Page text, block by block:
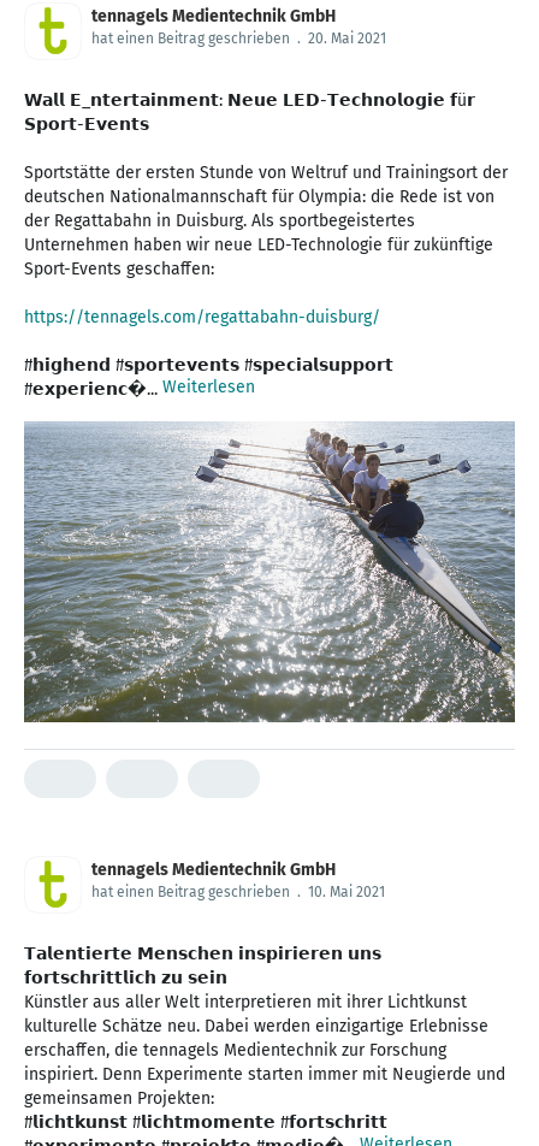
tennagels Medientechnik GmbH
hat einen Beitrag geschrieben . 20. Mai 2021
𝗪𝗮𝗹𝗹 𝗘_𝗻𝘁𝗲𝗿𝘁𝗮𝗶𝗻𝗺𝗲𝗻𝘁: 𝗡𝗲𝘂𝗲 𝗟𝗘𝗗-𝗧𝗲𝗰𝗵𝗻𝗼𝗹𝗼𝗴𝗶𝗲 𝗳ü𝗿
𝗦𝗽𝗼𝗿𝘁-𝗘𝘃𝗲𝗻𝘁𝘀
Sportstätte der ersten Stunde von Weltruf und Trainingsort der
deutschen Nationalmannschaft für Olympia: die Rede ist von
der Regattabahn in Duisburg. Als sportbegeistertes
Unternehmen haben wir neue LED-Technologie für zukünftige
Sport-Events geschaffen:
https://tennagels.com/regattabahn-duisburg/
#𝗵𝗶𝗴𝗵𝗲𝗻𝗱 #𝘀𝗽𝗼𝗿𝘁𝗲𝘃𝗲𝗻𝘁𝘀 #𝘀𝗽𝗲𝗰𝗶𝗮𝗹𝘀𝘂𝗽𝗽𝗼𝗿𝘁
#𝗲𝘅𝗽𝗲𝗿𝗶𝗲𝗻𝗰�... Weiterlesen
tennagels Medientechnik GmbH
hat einen Beitrag geschrieben . 10. Mai 2021
𝗧𝗮𝗹𝗲𝗻𝘁𝗶𝗲𝗿𝘁𝗲 𝗠𝗲𝗻𝘀𝗰𝗵𝗲𝗻 𝗶𝗻𝘀𝗽𝗶𝗿𝗶𝗲𝗿𝗲𝗻 𝘂𝗻𝘀
𝗳𝗼𝗿𝘁𝘀𝗰𝗵𝗿𝗶𝘁𝘁𝗹𝗶𝗰𝗵 𝘇𝘂 𝘀𝗲𝗶𝗻
Künstler aus aller Welt interpretieren mit ihrer Lichtkunst
kulturelle Schätze neu. Dabei werden einzigartige Erlebnisse
erschaffen, die tennagels Medientechnik zur Forschung
inspiriert. Denn Experimente starten immer mit Neugierde und
gemeinsamen Projekten:
#𝗹𝗶𝗰𝗵𝘁𝗸𝘂𝗻𝘀𝘁 #𝗹𝗶𝗰𝗵𝘁𝗺𝗼𝗺𝗲𝗻𝘁𝗲 #𝗳𝗼𝗿𝘁𝘀𝗰𝗵𝗿𝗶𝘁𝘁